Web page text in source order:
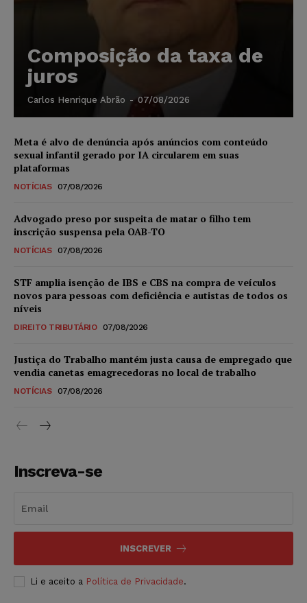
Composição da taxa de
juros
Carlos Henrique Abrão - 07/08/2026
Meta é alvo de denúncia após anúncios com conteúdo
sexual infantil gerado por IA circularem em suas
plataformas
NOTÍCIAS 07/08/2026
Advogado preso por suspeita de matar o filho tem
inscrição suspensa pela OAB-TO
NOTÍCIAS 07/08/2026
STF amplia isenção de IBS e CBS na compra de veículos
novos para pessoas com deficiência e autistas de todos os
níveis
DIREITO TRIBUTÁRIO 07/08/2026
Justiça do Trabalho mantém justa causa de empregado que
vendia canetas emagrecedoras no local de trabalho
NOTÍCIAS 07/08/2026
Inscreva-se
INSCREVER
Li e aceito a Política de Privacidade.